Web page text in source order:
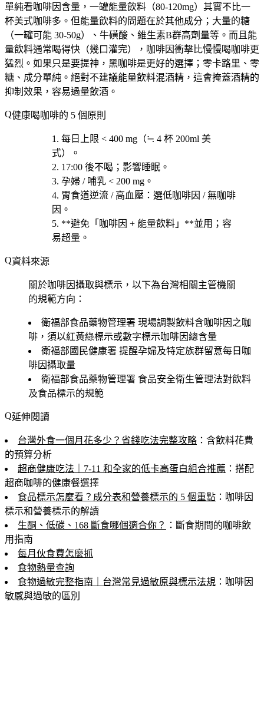
單純看咖啡因含量，一罐能量飲料（80-120mg）其實不比一
杯美式咖啡多。但能量飲料的問題在於其他成分；大量的糖
（一罐可能 30-50g）、牛磺酸、維生素B群高劑量等。而且能
量飲料通常喝得快（幾口灌完），咖啡因衝擊比慢慢喝咖啡更
猛烈。如果只是要提神，黑咖啡是更好的選擇；零卡路里、零
糖、成分單純。絕對不建議能量飲料混酒精，這會掩蓋酒精的
抑制效果，容易過量飲酒。
健康喝咖啡的 5 個原則
每日上限 < 400 mg （≒ 4 杯 200ml 美
式）。
17:00 後不喝 ；影響睡眠。
孕婦 / 哺乳 < 200 mg 。
胃食道逆流 / 高血壓 ：選低咖啡因 / 無咖啡
因 。
**避免「咖啡因 + 能量飲料」**並用；容
易超量。
資料來源
關於咖啡因攝取與標示，以下為台灣相關主管機關
的規範方向：
衛福部食品藥物管理署 現場調製飲料含咖啡因之咖
啡，須以紅黃綠標示或數字標示咖啡因總含量
衛福部國民健康署 提醒孕婦及特定族群留意每日咖
啡因攝取量
衛福部食品藥物管理署 食品安全衛生管理法對飲料
及食品標示的規範
延伸閱讀
台灣外食一個月花多少？省錢吃法完整攻略 ：含飲料花費
的預算分析
超商健康吃法｜7-11 和全家的低卡高蛋白組合推薦 ：搭配
超商咖啡的健康餐選擇
食品標示怎麼看？成分表和營養標示的 5 個重點 ：咖啡因
標示和營養標示的解讀
生酮、低碳、168 斷食哪個適合你？ ：斷食期間的咖啡飲
用指南
每月伙食費怎麼抓
食物熱量查詢
食物過敏完整指南｜台灣常見過敏原與標示法規 ：咖啡因
敏感與過敏的區別